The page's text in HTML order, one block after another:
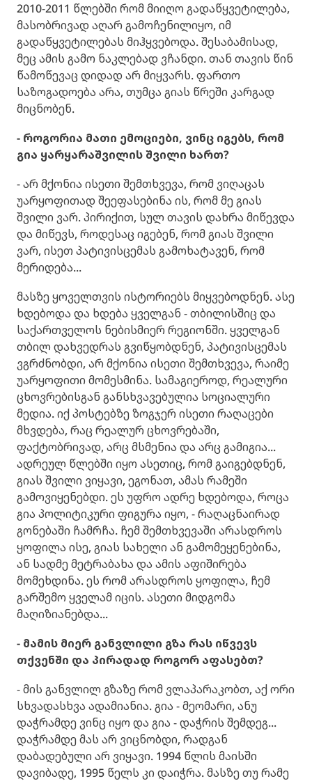
2010-2011 წლებში რომ მიიღო გადაწყვეტილება,
მასობრივად აღარ გამოჩენილიყო, იმ
გადაწყვეტილებას მიჰყვებოდა. შესაბამისად,
მეც ამის გამო ნაკლებად ვჩანდი. თან თავის წინ
წამოწევაც დიდად არ მიყვარს. ფართო
საზოგადოება არა, თუმცა გიას წრეში კარგად
მიცნობენ.
- როგორია მათი ემოციები, ვინც იგებს, რომ
გია ყარყარაშვილის შვილი ხართ?
- არ მქონია ისეთი შემთხვევა, რომ ვიღაცას
უარყოფითად შეეფასებინა ის, რომ მე გიას
შვილი ვარ. პირიქით, სულ თავის დახრა მიწევდა
და მიწევს, როდესაც იგებენ, რომ გიას შვილი
ვარ, ისეთ პატივისცემას გამოხატავენ, რომ
მერიდება...
მასზე ყოველთვის ისტორიებს მიყვებოდნენ. ასე
ხდებოდა და ხდება ყველგან - თბილისშიც და
საქართველოს ნებისმიერ რეგიონში. ყველგან
თბილ დახვედრას გვიწყობდნენ, პატივისცემას
ვგრძნობდი, არ მქონია ისეთი შემთხვევა, რაიმე
უარყოფითი მომესმინა. სამაგიეროდ, რეალური
ცხოვრებისგან განსხვავებულია სოციალური
მედია. იქ პოსტებზე ზოგჯერ ისეთი რაღაცები
მხვდება, რაც რეალურ ცხოვრებაში,
ფაქტობრივად, არც მსმენია და არც გამიგია...
ადრეულ წლებში იყო ასეთიც, რომ გაიგებდნენ,
გიას შვილი ვიყავი, ეგონათ, ამას რამეში
გამოვიყენებდი. ეს უფრო ადრე ხდებოდა, როცა
გია პოლიტიკური ფიგურა იყო, - რაღაცნაირად
გონებაში ჩამრჩა. ჩემ შემთხვევაში არასდროს
ყოფილა ისე, გიას სახელი ან გამომეყენებინა,
ან სადმე მეტრაბახა და ამის აფიშირება
მომეხდინა. ეს რომ არასდროს ყოფილა, ჩემ
გარშემო ყველამ იცის. ასეთი მიდგომა
მაღიზიანებდა...
- მამის მიერ განვლილი გზა რას იწვევს
თქვენში და პირადად როგორ აფასებთ?
- მის განვლილ გზაზე რომ ვლაპარაკობთ, აქ ორი
სხვადასხვა ადამიანია. გია - მეომარი, ანუ
დაჭრამდე ვინც იყო და გია - დაჭრის შემდეგ...
დაჭრამდე მას არ ვიცნობდი, რადგან
დაბადებული არ ვიყავი. 1994 წლის მაისში
დავიბადე, 1995 წელს კი დაიჭრა. მასზე თუ რამე